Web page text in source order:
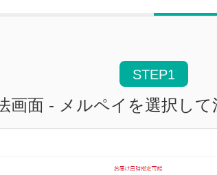
画面 - メルペイを選択して